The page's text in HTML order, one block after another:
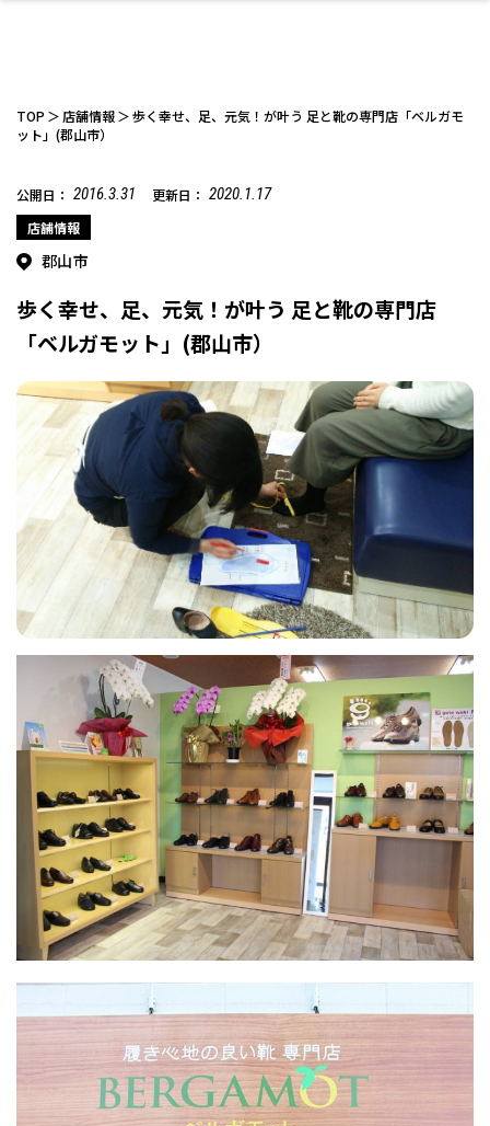
お酒 洋食 中華
わんぱく 福島ローカルグル
メ
パン アジア・エスニッ
ク
テイクアウト
ランチ その他
デート・友達と ひとりで アウトドア
体験
レジャー・スポー
ツ施設
非日常 イベントレポート
その他
美容アイテム エイジングケア メンズ
フィットネス・や
せたい
鍼灸・整体・リラ
クゼーション
まつ毛サロン
脱毛 温活・サウナ 歯列矯正・審美歯
科
その他
ファッション
スポーツ・アウト
ドア
ギフト・お土産 キッズ
インテリア 食品・酒 生活を彩るモノ
その他
保険 病院・クリニック ペット
趣味・スキルアッ 保育園・こども園 子どもの習い事・
塾
教育 ライフイベント
その他
リフォーム・リノ
ベーション
自治体インフォ その他
TOP 店舗情報
歩く幸せ、足、元気！が叶う 足と靴の専門店「ベルガモ
ット」(郡山市）
公開日： 2016.3.31 更新日： 2020.1.17
店舗情報
郡山市
歩く幸せ、足、元気！が叶う 足と靴の専門店
「ベルガモット」(郡山市）